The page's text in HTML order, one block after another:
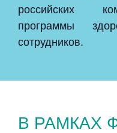
российских
программы
сотрудников.
В РАМКАХ